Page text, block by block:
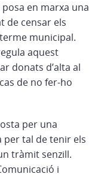
posa en marxa una
de censar els
municipal.
aquest
donats d’alta al
de no fer-ho
per una
per tal de tenir els
tràmit senzill.
i